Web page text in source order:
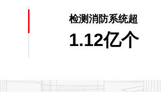
检测消防系统超
1.12亿个